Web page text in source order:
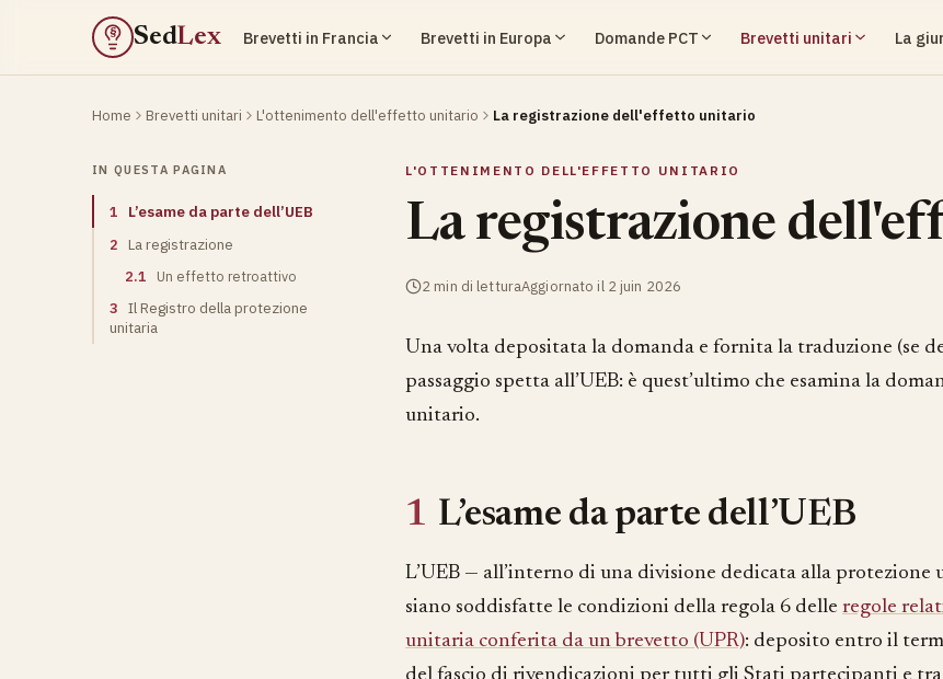
§ SedLex Brevetti in Francia Brevetti in Europa Domande PCT Brevetti unitari La
Home Brevetti unitari L'ottenimento dell'effetto unitario La registrazione dell'effetto unitario
IN QUESTA PAGINA
1
L’esame da parte dell’UEB
2 La registrazione
2.1 Un effetto retroattivo
3 Il Registro della protezione
unitaria
L'OTTENIMENTO DELL'EFFETTO UNITARIO
La registrazione
2 min di letturaAggiornato il 2 juin 2026
Una volta depositata la domanda e fornita la traduzione (se
passaggio spetta all’UEB: è quest’ultimo che esamina la
unitario.
1 L’esame da parte dell’UEB
L’UEB — all’interno di una divisione dedicata alla protezione
siano soddisfatte le condizioni della regola 6 delle regole
unitaria conferita da un brevetto (UPR): deposito entro il